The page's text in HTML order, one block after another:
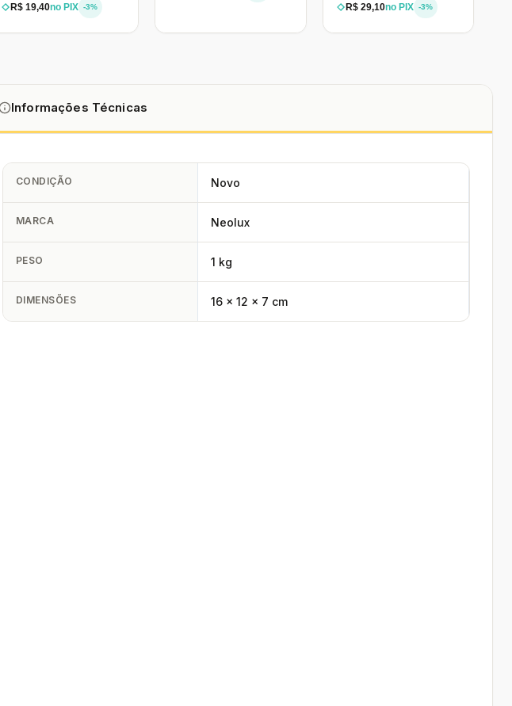
R$ 19,40no PIX -3% R$ 29,10no PIX -3%
Informações Técnicas
CONDIÇÃO Novo
MARCA Neolux
PESO 1 kg
DIMENSÕES 16 × 12 × 7 cm